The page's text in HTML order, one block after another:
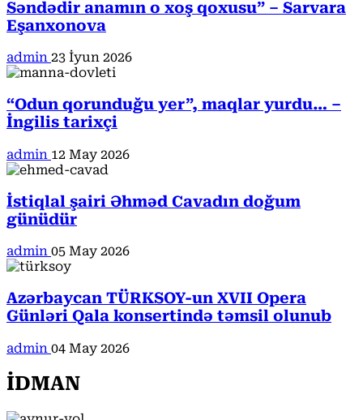
Səndədir anamın o xoş qoxusu” – Sarvara
Eşanxonova
admin 23 İyun 2026
“Odun qorunduğu yer”, maqlar yurdu… –
İngilis tarixçi
admin 12 May 2026
İstiqlal şairi Əhməd Cavadın doğum
günüdür
admin 05 May 2026
Azərbaycan TÜRKSOY-un XVII Opera
Günləri Qala konsertində təmsil olunub
admin 04 May 2026
İDMAN